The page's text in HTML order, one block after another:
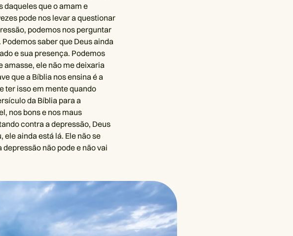
daqueles que o amam e
pode nos levar a questionar
podemos nos perguntar
saber que Deus ainda
e sua presença. Podemos
amasse, ele não me deixaria
que a Bíblia nos ensina é a
ter isso em mente quando
da Bíblia para a
nos bons e nos maus
contra a depressão, Deus
ainda está lá. Ele não se
não pode e não vai